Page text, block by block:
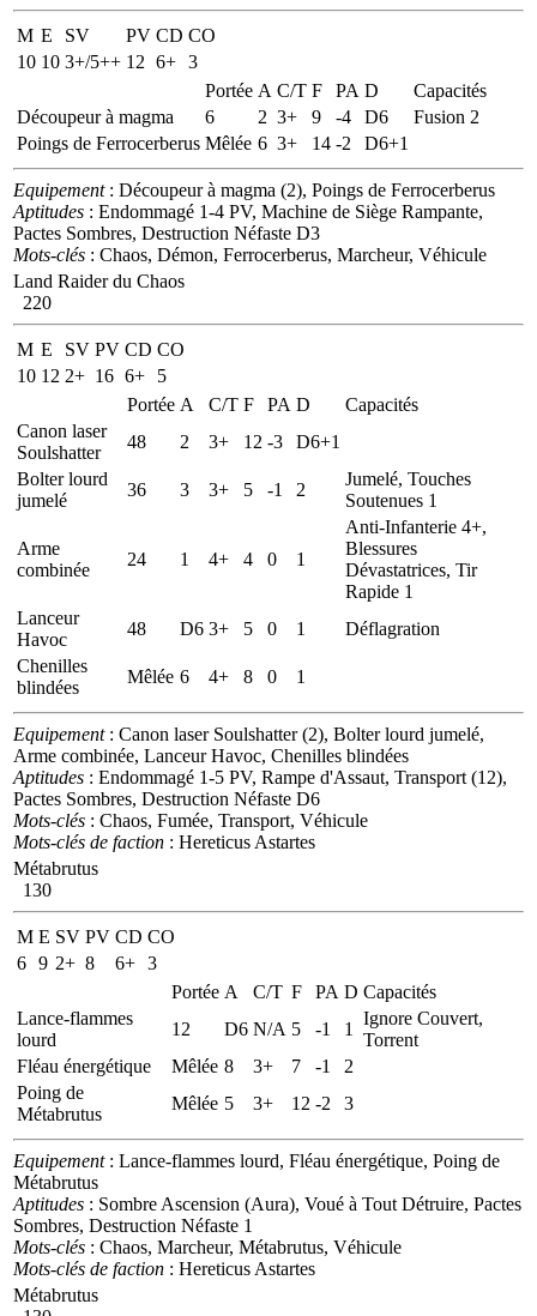
M E SV PV CD CO
10 10 3+/5++ 12 6+ 3
Portée A C/T F PA D
Capacités
Découpeur à magma
6 2 3+ 9 -4 D6
Fusion 2
Poings de Ferrocerberus Mêlée 6 3+ 14 -2 D6+1
Equipement: Découpeur à magma (2), Poings de Ferrocerberus
Aptitudes : Endommagé 1-4 PV, Machine de Siège Rampante,
Pactes Sombres, Destruction Néfaste D3
Mots-clés : Chaos, Démon, Ferrocerberus, Marcheur, Véhicule
Land Raider du Chaos
220
M E SV PV CD CO
10 12 2+ 16 6+
5
Portée A C/T F PA D
Capacités
Canon laser
Soulshatter
48 2 3+ 12 -3
D6+1
Bolter lourd
jumelé
36 3 3+ 5 -1 2
Jumelé, Touches
Soutenues 1
Arme
combinée
24 1 4+ 4 0 1
Anti-Infanterie 4+,
Blessures
Dévastatrices, Tir
Rapide 1
Lanceur
Havoc
48 D6 3+ 5 0 1
Déflagration
Chenilles
blindées
Mêlée 6 4+ 8 0 1
Equipement: Canon laser Soulshatter (2), Bolter lourd jumelé,
Arme combinée, Lanceur Havoc, Chenilles blindées
Aptitudes : Endommagé 1-5 PV, Rampe d'Assaut, Transport (12),
Pactes Sombres, Destruction Néfaste D6
Mots-clés : Chaos, Fumée, Transport, Véhicule
Mots-clés de faction : Hereticus Astartes
Métabrutus
130
M E SV PV CD CO
6 9 2+ 8 6+ 3
Portée A C/T F PA D Capacités
Lance-flammes
lourd
12 D6 N/A 5 -1 1
Ignore Couvert,
Torrent
Fléau énergétique
Mêlée 8 3+ 7 -1
2
Poing de
Métabrutus
Mêlée 5 3+ 12 -2 3
Equipement: Lance-flammes lourd, Fléau énergétique, Poing de
Métabrutus
Aptitudes : Sombre Ascension (Aura), Voué à Tout Détruire, Pactes
Sombres, Destruction Néfaste 1
Mots-clés : Chaos, Marcheur, Métabrutus, Véhicule
Mots-clés de faction : Hereticus Astartes
Métabrutus